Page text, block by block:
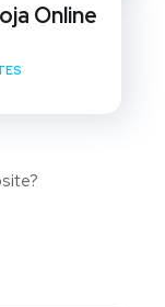
Online